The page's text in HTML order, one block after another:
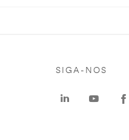
SIGA-NOS